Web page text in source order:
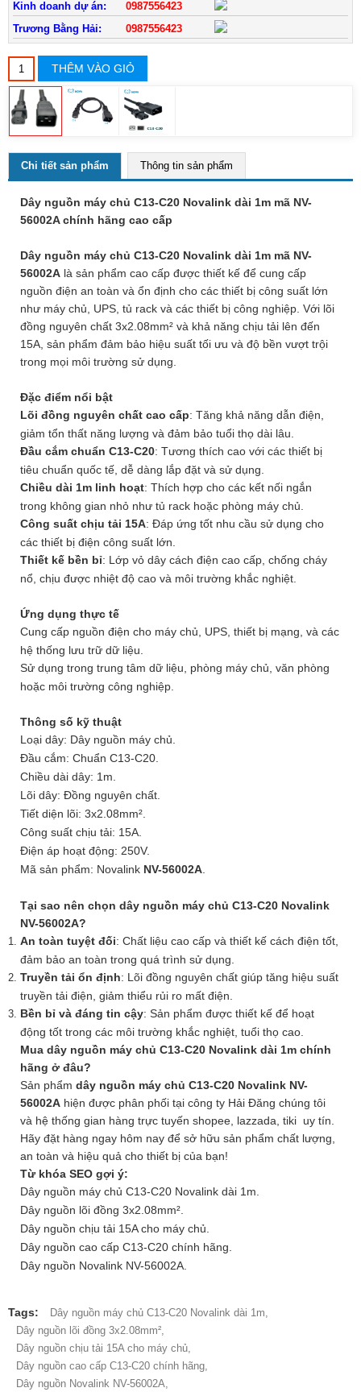
Kinh doanh dự án:
0987556423
Trương Bằng Hải:
0987556423
THÊM VÀO GIỎ
Chi tiết sản phẩm Thông tin sản phẩm
Dây nguồn máy chủ C13-C20 Novalink dài 1m mã NV-
56002A chính hãng cao cấp
Dây nguồn máy chủ C13-C20 Novalink dài 1m mã NV-
56002A là sản phẩm cao cấp được thiết kế để cung cấp
nguồn điện an toàn và ổn định cho các thiết bị công suất lớn
như máy chủ, UPS, tủ rack và các thiết bị công nghiệp. Với lõi
đồng nguyên chất 3x2.08mm² và khả năng chịu tải lên đến
15A, sản phẩm đảm bảo hiệu suất tối ưu và độ bền vượt trội
trong mọi môi trường sử dụng.
Đặc điểm nổi bật
Lõi đồng nguyên chất cao cấp: Tăng khả năng dẫn điện,
giảm tổn thất năng lượng và đảm bảo tuổi thọ dài lâu.
Đầu cắm chuẩn C13-C20: Tương thích cao với các thiết bị
tiêu chuẩn quốc tế, dễ dàng lắp đặt và sử dụng.
Chiều dài 1m linh hoạt: Thích hợp cho các kết nối ngắn
trong không gian nhỏ như tủ rack hoặc phòng máy chủ.
Công suất chịu tải 15A: Đáp ứng tốt nhu cầu sử dụng cho
các thiết bị điện công suất lớn.
Thiết kế bền bỉ: Lớp vỏ dây cách điện cao cấp, chống cháy
nổ, chịu được nhiệt độ cao và môi trường khắc nghiệt.
Ứng dụng thực tế
Cung cấp nguồn điện cho máy chủ, UPS, thiết bị mạng, và các
hệ thống lưu trữ dữ liệu.
Sử dụng trong trung tâm dữ liệu, phòng máy chủ, văn phòng
hoặc môi trường công nghiệp.
Thông số kỹ thuật
Loại dây: Dây nguồn máy chủ.
Đầu cắm: Chuẩn C13-C20.
Chiều dài dây: 1m.
Lõi dây: Đồng nguyên chất.
Tiết diện lõi: 3x2.08mm².
Công suất chịu tải: 15A.
Điện áp hoạt động: 250V.
Mã sản phẩm: Novalink NV-56002A
Tại sao nên chọn dây nguồn máy chủ C13-C20 Novalink
NV-56002A?
An toàn tuyệt đối: Chất liệu cao cấp và thiết kế cách điện tốt,
đảm bảo an toàn trong quá trình sử dụng.
Truyền tải ổn định: Lõi đồng nguyên chất giúp tăng hiệu suất
truyền tải điện, giảm thiểu rủi ro mất điện.
Bền bỉ và đáng tin cậy: Sản phẩm được thiết kế để hoạt
động tốt trong các môi trường khắc nghiệt, tuổi thọ cao.
Mua dây nguồn máy chủ C13-C20 Novalink dài 1m chính
hãng ở đâu?
Sản phẩm dây nguồn máy chủ C13-C20 Novalink NV-
56002A hiện được phân phối tại công ty Hải Đăng chúng tôi
và hệ thống gian hàng trực tuyến shopee, lazzada, tiki uy tín.
Hãy đặt hàng ngay hôm nay để sở hữu sản phẩm chất lượng,
an toàn và hiệu quả cho thiết bị của bạn!
Từ khóa SEO gợi ý:
Dây nguồn máy chủ C13-C20 Novalink dài 1m.
Dây nguồn lõi đồng 3x2.08mm².
Dây nguồn chịu tải 15A cho máy chủ.
Dây nguồn cao cấp C13-C20 chính hãng.
Dây nguồn Novalink NV-56002A.
Tags:
Dây nguồn máy chủ C13-C20 Novalink dài 1m,
Dây nguồn lõi đồng 3x2.08mm²,
Dây nguồn chịu tải 15A cho máy chủ,
Dây nguồn cao cấp C13-C20 chính hãng,
Dây nguồn Novalink NV-56002A,